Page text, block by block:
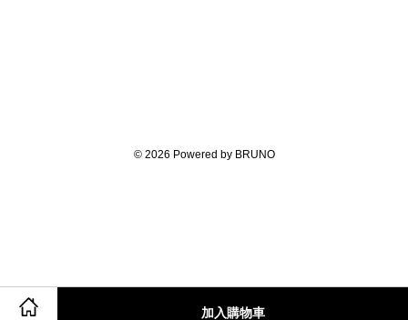
加入購物車
© 2026 Powered by BRUNO